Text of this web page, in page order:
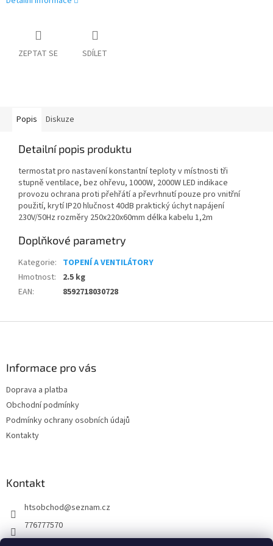
ZEPTAT SE SDÍLET
Popis Diskuze
Detailní popis produktu
termostat pro nastavení konstantní teploty v místnosti tři
stupně ventilace, bez ohřevu, 1000W, 2000W LED indikace
provozu ochrana proti přehřátí a převrhnutí pouze pro vnitřní
použití, krytí IP20 hlučnost 40dB praktický úchyt napájení
230V/50Hz rozměry 250x220x60mm délka kabelu 1,2m
Doplňkové parametry
Kategorie: TOPENÍ A VENTILÁTORY
Hmotnost:
2.5 kg
EAN: 8592718030728
Informace pro vás
Doprava a platba
Obchodní podmínky
Podmínky ochrany osobních údajů
Kontakty
Kontakt
htsobchod@seznam.cz
776777570